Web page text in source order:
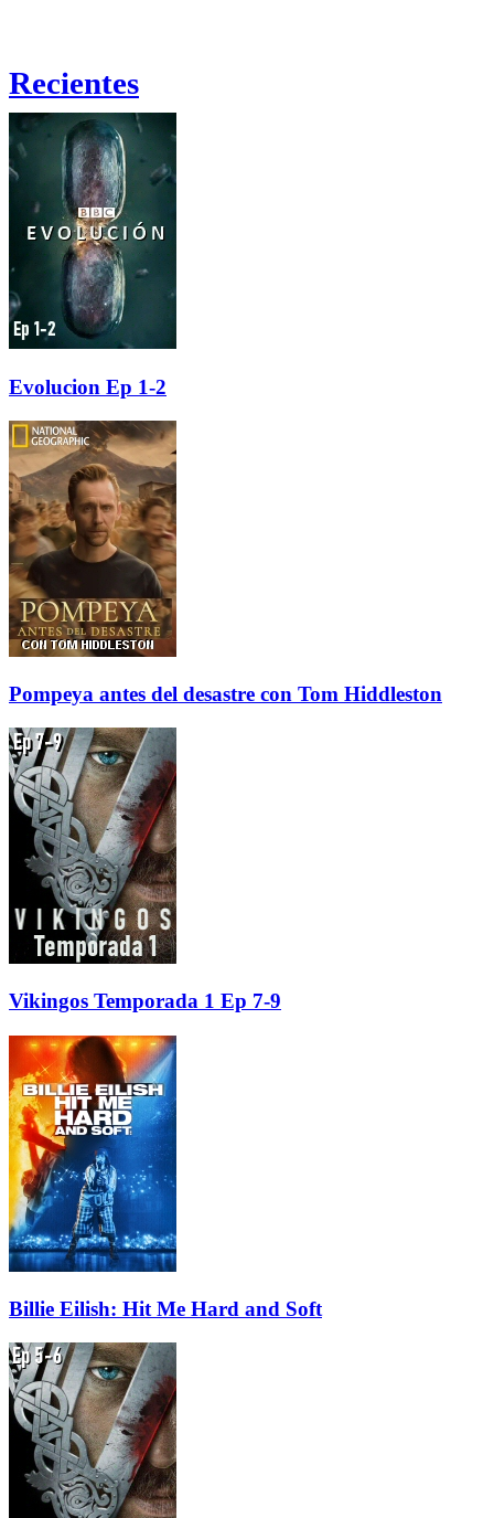
Recientes
Evolucion Ep 1-2
Pompeya antes del desastre con Tom Hiddleston
Vikingos Temporada 1 Ep 7-9
Billie Eilish: Hit Me Hard and Soft